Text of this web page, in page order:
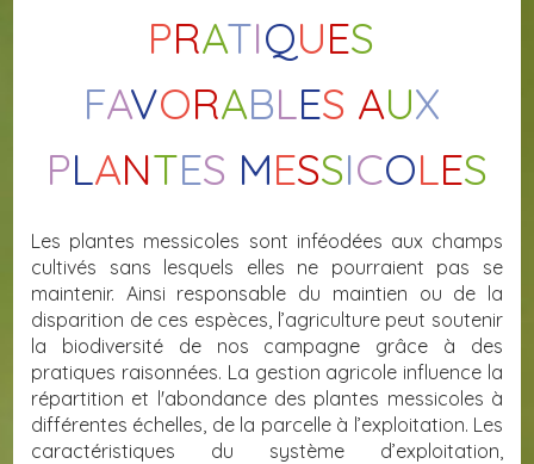
PRATIQUES
FAVORABLES AUX
PLANTES MESSICOLES
Les plantes messicoles sont inféodées aux champs
cultivés sans lesquels elles ne pourraient pas se
maintenir. Ainsi responsable du maintien ou de la
disparition de ces espèces, l’agriculture peut soutenir
la biodiversité de nos campagne grâce à des
pratiques raisonnées. La gestion agricole influence la
répartition et l'abondance des plantes messicoles à
différentes échelles, de la parcelle à l’exploitation. Les
caractéristiques du système d’exploitation,